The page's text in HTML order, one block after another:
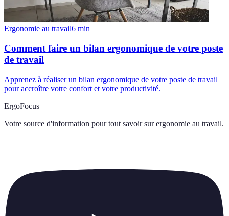
Ergonomie au travail6 min
Comment faire un bilan ergonomique de votre poste
de travail
Apprenez à réaliser un bilan ergonomique de votre poste de travail
pour accroître votre confort et votre productivité.
ErgoFocus
Votre source d'information pour tout savoir sur ergonomie au travail.